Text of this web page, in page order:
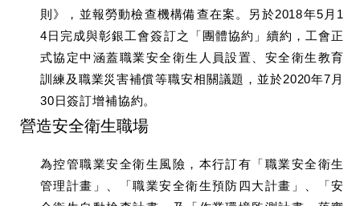
則》，並報勞動檢查機構備查在案。另於2018年5月1
4日完成與彰銀工會簽訂之「團體協約」續約，工會正
式協定中涵蓋職業安全衛生人員設置、安全衛生教育
訓練及職業災害補償等職安相關議題，並於2020年7月
30日簽訂增補協約。
營造安全衛生職場
為控管職業安全衛生風險，本行訂有「職業安全衛生
管理計畫」、「職業安全衛生預防四大計畫」、「安